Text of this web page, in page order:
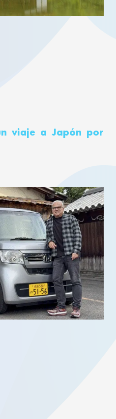
viaje a Japón por